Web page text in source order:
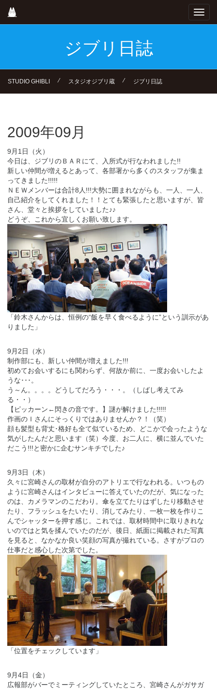
main
ジブリ日誌
STUDIO GHIBLI ⁄ スタジオジブリ蔵 ⁄ ジブリ日誌
2009年09月
9月1日（火）
今日は、ジブリのＢＡＲにて、入所式が行なわれました!!
新しい仲間が増えるとあって、各部署から多くのスタッフが集ま
ってきました!!!!!
ＮＥＷメンバーは合計8人!!!大勢に囲まれながらも、一人、一人、
自己紹介をしてくれました！！とても緊張したと思いますが、皆
さん、堂々と挨拶をしていました♪♪
どうぞ、これから宜しくお願い致します。
「鈴木さんからは、恒例の“飯を早く食べるように”という訓示があ
りました」
9月2日（水）
制作部にも、新しい仲間が増えました!!!
初めてお会いするにも関わらず、何故か前に、一度お会いしたよ
うな･･･。
う～ん。。。。どうしてだろう・・・。（しばし考えてみ
る・・）
【ピッカーン←閃きの音です。】謎が解けました!!!!!
作画のＩさんにそっくりではありませんか？！（笑）
顔も髪型も背丈･格好も全て似ているため、どこかで会ったような
気がしたんだと思います（笑）今度、お二人に、横に並んでいた
だこう!!!と密かに企むサンキチでした♪
9月3日（木）
久々に宮崎さんの取材が自分のアトリエで行なわれる。いつもの
ように宮崎さんはインタビューに答えていたのだが、気になった
のは、カメラマンのこだわり。傘を立てたりはずしたり移動させ
たり、フラッシュをたいたり、消してみたり、一枚一枚を作りこ
んでシャッターを押す感じ。これでは、取材時間中に取りきれな
いのではと気を揉んでいたのだが、後日、紙面に掲載された写真
を見ると、なかなか良い笑顔の写真が撮れている。さすがプロの
仕事だと感心した次第でした。
「位置をチェックしています」
9月4日（金）
広報部がバーでミーティングしていたところ、宮崎さんがガサガ